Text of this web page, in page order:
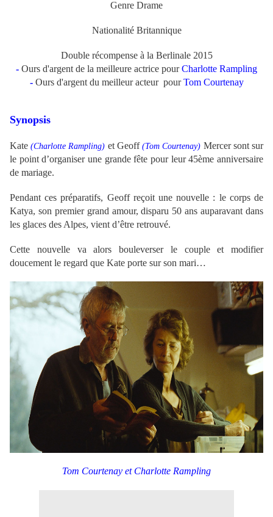
Genre Drame
Nationalité Britannique
Double récompense à la Berlinale 2015
- Ours d'argent de la meilleure actrice pourCharlotte Rampling
-Ours d'argent du meilleur acteur pourTom Courtenay
Synopsis
Kate(Charlotte Rampling) et Geoff(Tom Courtenay) Mercer sont sur
le point d’organiser une grande fête pour leur 45ème anniversaire
de mariage.
Pendant ces préparatifs, Geoff reçoit une nouvelle : le corps de
Katya, son premier grand amour, disparu 50 ans auparavant dans
les glaces des Alpes, vient d’être retrouvé.
Cette nouvelle va alors bouleverser le couple et modifier
doucement le regard que Kate porte sur son mari…
Tom Courtenay et Charlotte Rampling